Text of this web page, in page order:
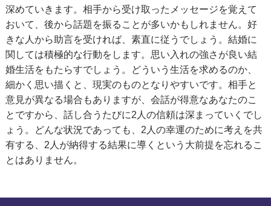
深めていきます。相手から受け取ったメッセージを覚えて
おいて、後から話題を振ることが多いかもしれません。好
きな人から助言を受ければ、素直に従うでしょう。結婚に
関しては積極的な行動をします。思い入れの強さが良い結
婚生活をもたらすでしょう。どういう生活を求めるのか、
細かく思い描くと、現実のものとなりやすいです。相手と
意見が異なる場合もありますが、会話が得意なあなたのこ
とですから、話し合うたびに2人の信頼は深まっていくでし
ょう。どんな状況であっても、2人の幸運のために考えを共
有する、2人が納得する結果に導くという大前提を忘れるこ
とはありません。